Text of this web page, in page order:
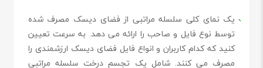
یک نمای کلی سلسله مراتبی از فضای دیسک مصرف شده
توسط نوع فایل و صاحب را ارائه می دهد. به سرعت تعیین
کنید که کدام کاربران و انواع فایل فضای دیسک ارزشمندی را
مصرف می کنند. شامل یک تجسم درخت سلسله مراتبی